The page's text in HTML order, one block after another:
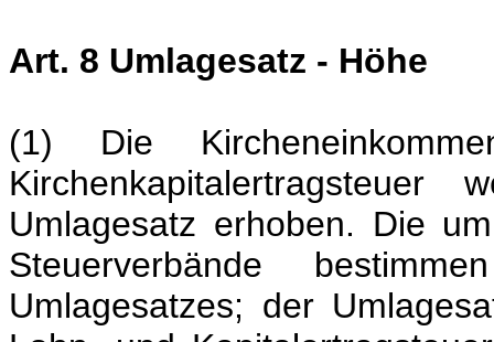
Art. 8 Umlagesatz - Höhe
(1) Die
Umlagesatz erhoben. Die
Steuerverbände
Umlagesatzes; der